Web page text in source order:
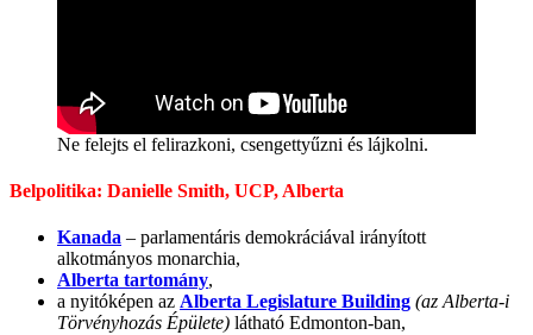
Ne felejts el felirazkoni, csengettyűzni és lájkolni.
Belpolitika: Danielle Smith, UCP, Alberta
Kanada – parlamentáris demokráciával irányított
alkotmányos monarchia,
Alberta tartomány,
a nyitóképen az Alberta Legislature Building (az Alberta-i
Törvényhozás Épülete) látható Edmonton-ban,